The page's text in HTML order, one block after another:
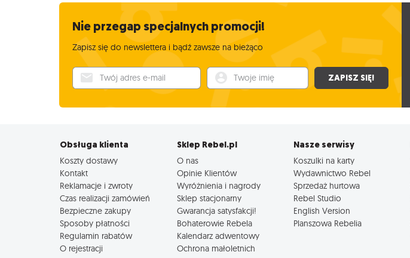
Nie przegap specjalnych promocji!
Zapisz się do newslettera i bądź zawsze na bieżąco
Twój adres e-mail Twoje imię ZAPISZ SIĘ!
Obsługa klienta
Koszty dostawy
Kontakt
Reklamacje i zwroty
Czas realizacji zamówień
Bezpieczne zakupy
Sposoby płatności
Regulamin rabatów
O rejestracji
Sklep Rebel.pl
O nas
Opinie Klientów
Wyróżnienia i nagrody
Sklep stacjonarny
Gwarancja satysfakcji!
Bohaterowie Rebela
Kalendarz adwentowy
Ochrona małoletnich
Nasze serwisy
Koszulki na karty
Wydawnictwo Rebel
Sprzedaż hurtowa
Rebel Studio
English Version
Planszowa Rebelia